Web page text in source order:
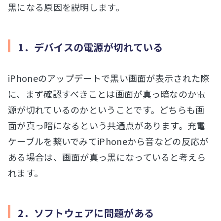
黒になる原因を説明します。
1．デバイスの電源が切れている
iPhoneのアップデートで黒い画面が表示された際
に、まず確認すべきことは画面が真っ暗なのか電
源が切れているのかということです。どちらも画
面が真っ暗になるという共通点があります。充電
ケーブルを繋いでみてiPhoneから音などの反応が
ある場合は、画面が真っ黒になっていると考えら
れます。
2．ソフトウェアに問題がある